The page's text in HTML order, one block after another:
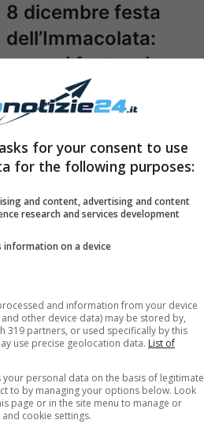
8 dicembre festa
dell’Immacolata:
cosa si festeggia e
Italia 2020: le
indiscrezioni e le
for your consent to use
for the following purposes:
and content, advertising and content
research and services development
information on a device
and information from your device
other device data) may be stored by,
319 partners, or used specifically by this
use precise geolocation data. List of
personal data on the basis of legitimate
to by managing your options below. Look
page or in the site menu to manage or
cookie settings.